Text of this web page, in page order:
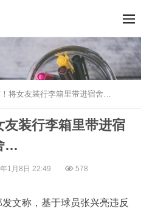
将女友装行李箱里带进宿舍…
装行李箱里带进宿
…
1月8日 22:49 578
文称，基于球员张兴亮违反